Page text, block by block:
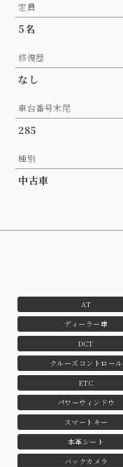
定員
5名
修復歴
なし
車台番号末尾
285
種別
中古車
AT
ディーラー車
DCT
クルーズコントロール
ETC
パワーウィンドウ
スマートキー
本革シート
バックカメラ